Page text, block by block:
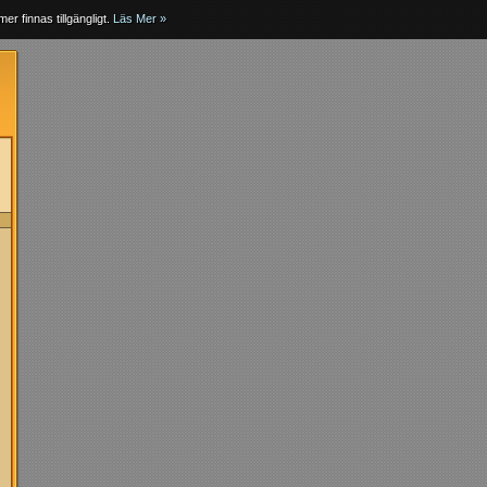
finnas tillgängligt. Läs Mer »